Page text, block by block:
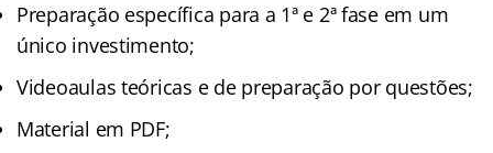
Preparação específica para a 1ª e 2ª fase em um
único investimento;
Videoaulas teóricas e de preparação por questões;
Material em PDF;